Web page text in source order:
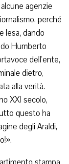
agenzie
perché
lesa, dando
Humberto
dell’ente,
dietro,
alla verità.
XXI secolo,
questo ha
degli Araldi,